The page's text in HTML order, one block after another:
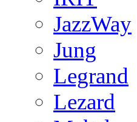
JazzWay
Jung
Legrand
Lezard